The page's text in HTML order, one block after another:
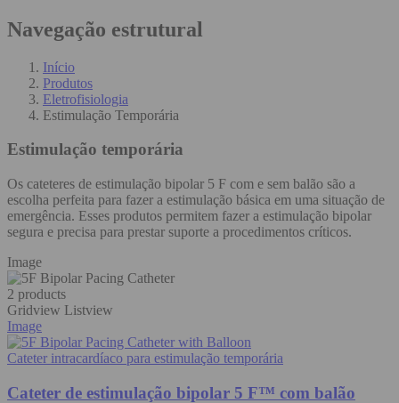
Navegação estrutural
Início
Produtos
Eletrofisiologia
Estimulação Temporária
Estimulação temporária
Os cateteres de estimulação bipolar 5 F com e sem balão são a
escolha perfeita para fazer a estimulação básica em uma situação de
emergência. Esses produtos permitem fazer a estimulação bipolar
segura e precisa para prestar suporte a procedimentos críticos.
Image
2 products
Gridview Listview
Image
Cateter intracardíaco para estimulação temporária
Cateter de estimulação bipolar 5 F™ com balão